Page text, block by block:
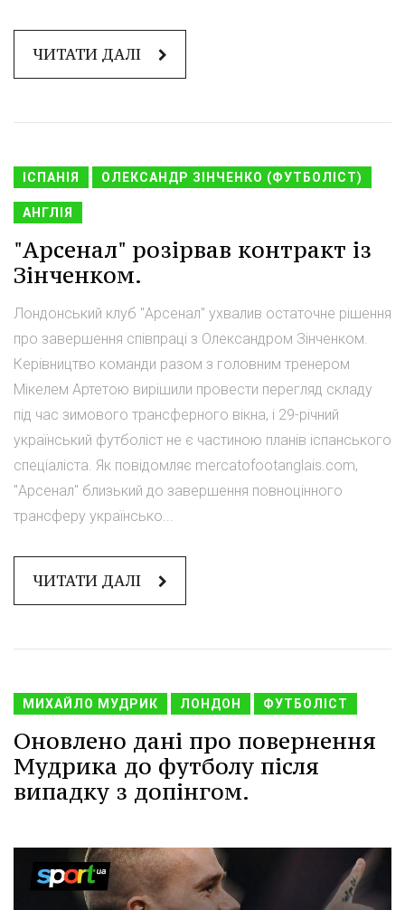
ЧИТАТИ ДАЛІ
ІСПАНІЯ ОЛЕКСАНДР ЗІНЧЕНКО (ФУТБОЛІСТ)
АНГЛІЯ
"Арсенал" розірвав контракт із
Зінченком.
Лондонський клуб "Арсенал" ухвалив остаточне рішення
про завершення співпраці з Олександром Зінченком.
Керівництво команди разом з головним тренером
Мікелем Артетою вирішили провести перегляд складу
під час зимового трансферного вікна, і 29-річний
український футболіст не є частиною планів іспанського
спеціаліста. Як повідомляє mercatofootanglais.com,
"Арсенал" близький до завершення повноцінного
трансферу українсько...
ЧИТАТИ ДАЛІ
МИХАЙЛО МУДРИК ЛОНДОН ФУТБОЛІСТ
Оновлено дані про повернення
Мудрика до футболу після
випадку з допінгом.